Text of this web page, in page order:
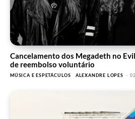
Cancelamento dos Megadeth no
de reembolso voluntário
MÚSICA E ESPETÁCULOS ALEXANDRE LOPES -